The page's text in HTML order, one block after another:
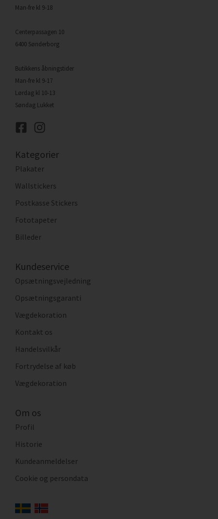
Man-fre kl 9-18
Centerpassagen 10
6400 Sønderborg
Butikkens åbningstider
Man-fre kl 9-17
Lørdag kl 10-13
Søndag Lukket
Kategorier
Plakater
Wallstickers
Postkasse Stickers
Fototapeter
Billeder
Kundeservice
Opsætningsvejledning
Opsætningsgaranti
Vægdekoration
Kontakt os
Handelsvilkår
Fortrydelse af køb
Vægdekoration
Om os
Profil
Historie
Kundeanmeldelser
Cookie og persondata